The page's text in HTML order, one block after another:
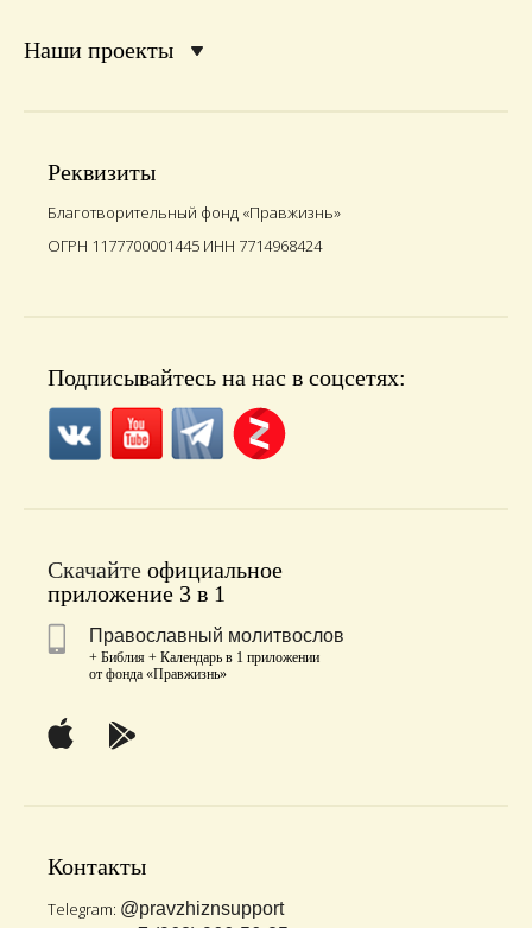
Наши проекты
Реквизиты
Благотворительный фонд «Правжизнь»
ОГРН 1177700001445 ИНН 7714968424
Подписывайтесь на нас в соцсетях:
Скачайте официальное
приложение 3 в 1
Православный молитвослов
+ Библия + Календарь в 1 приложении
от фонда «Правжизнь»
Контакты
Telegram: @pravzhiznsupport